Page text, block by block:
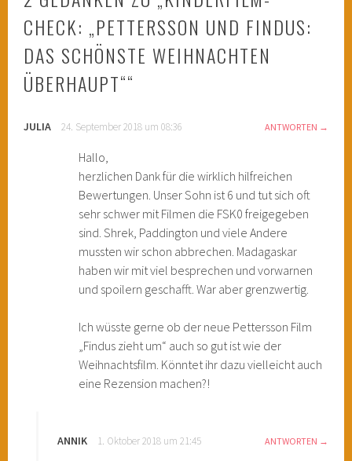
CHECK: „PETTERSSON UND FINDUS:
DAS SCHÖNSTE WEIHNACHTEN
ÜBERHAUPT““
JULIA 24. September 2018 um 08:36 ANTWORTEN
Hallo,
herzlichen Dank für die wirklich hilfreichen
Bewertungen. Unser Sohn ist 6 und tut sich oft
sehr schwer mit Filmen die FSK0 freigegeben
sind. Shrek, Paddington und viele Andere
mussten wir schon abbrechen. Madagaskar
haben wir mit viel besprechen und vorwarnen
und spoilern geschafft. War aber grenzwertig.
Ich wüsste gerne ob der neue Pettersson Film
„Findus zieht um“ auch so gut ist wie der
Weihnachtsfilm. Könntet ihr dazu vielleicht auch
eine Rezension machen?!
ANNIK 1. Oktober 2018 um 21:45 ANTWORTEN